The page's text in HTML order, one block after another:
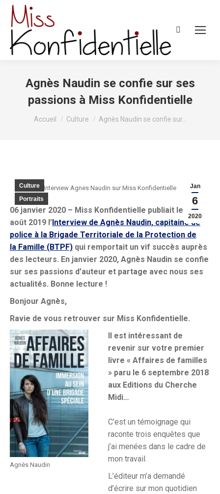
Recherche
Agnès Naudin se confie sur ses
passions à Miss Konfidentielle
Vous êtes ici :
Accueil Culture Agnès Naudin se confie sur…
Jan
6
2020
Culture
Portraits
Interview Agnes Naudin sur Miss Konfidentielle
06 janvier 2020 – Miss Konfidentielle publiait le Le 26
août 2019 l’ Interview de Agnès Naudin, capitaine de
police à la Brigade Territoriale de la Protection de
la Famille (BTPF) qui remportait un vif succès auprès
des lecteurs. En janvier 2020, Agnès Naudin se confie
sur ses passions d’auteur et partage avec nous ses
actualités. Bonne lecture !
Bonjour Agnès,
Ravie de vous retrouver sur Miss Konfidentielle.
Agnès Naudin
Il est intéressant de
revenir sur votre premier
livre « Affaires de familles
» paru le 6 septembre 2018
aux Editions du Cherche
Midi…
C’est un témoignage qui
raconte trois enquêtes que
j’ai menées dans le cadre de
mon travail.
L’éditeur m’a demandé
d’écrire sur mon quotidien